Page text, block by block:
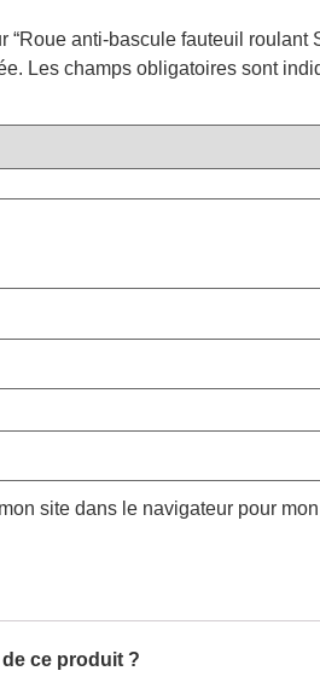
anti-bascule fauteuil roulant
Les champs obligatoires sont
site dans le navigateur pour
ce produit ?